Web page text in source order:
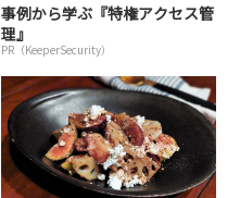
事例から学ぶ『特権アクセス管
理』
PR（KeeperSecurity）